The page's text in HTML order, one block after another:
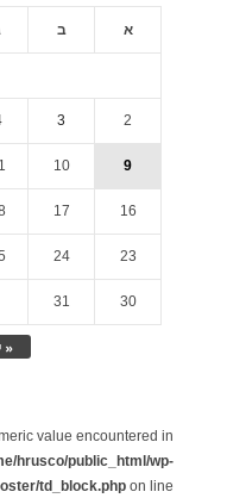
א ב
«
2
3
9
10
16
17
23
24
30
31
value encountered in
hrusco/public_html/wp-
td_block.php on line